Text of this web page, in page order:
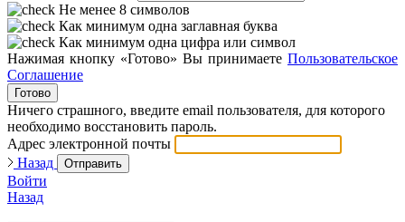
Не менее 8 символов
Как минимум одна заглавная буква
Как минимум одна цифра или символ
Нажимая кнопку «Готово» Вы принимаете Пользовательское
Соглашение
Готово
Ничего страшного, введите email пользователя, для которого
необходимо восстановить пароль.
Адрес электронной почты
Назад
Отправить
Войти
Назад